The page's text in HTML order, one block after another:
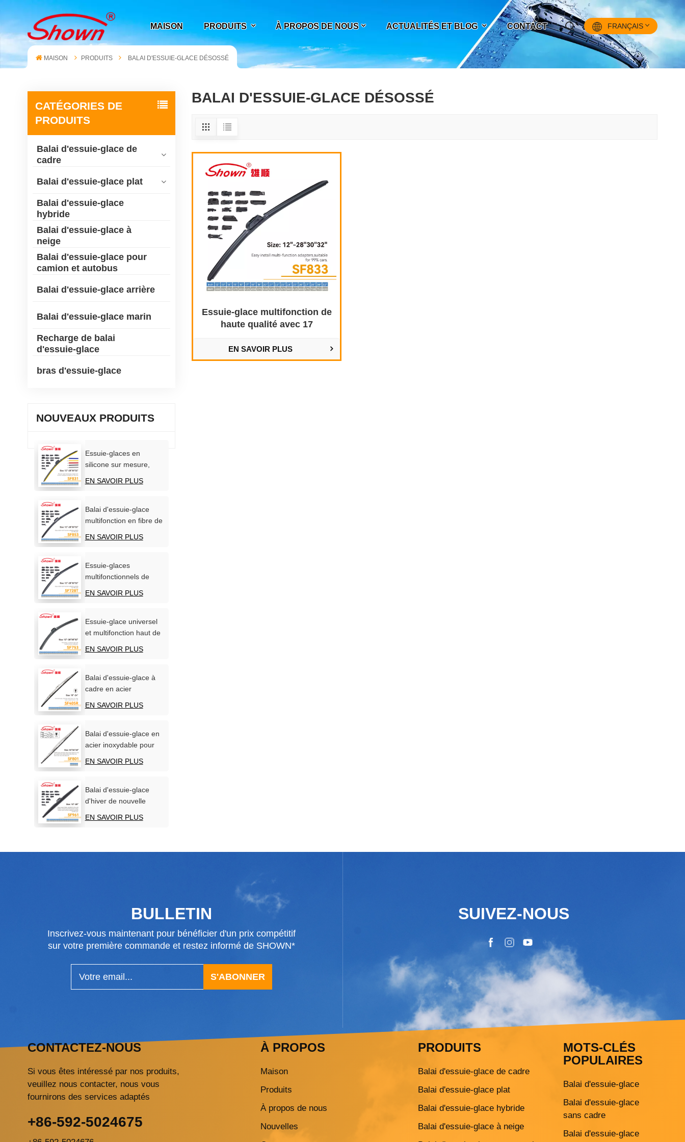
MAISON PRODUITS À PROPOS DE NOUS ACTUALITÉS ET BLOG CONTACT FRANÇAIS
English
MAISON PRODUITS BALAI D'ESSUIE-GLACE DÉSOSSÉ
CATÉGORIES DE
PRODUITS
Balai d'essuie-glace de
cadre
Balai d'essuie-glace plat
Balai d'essuie-glace
hybride
Balai d'essuie-glace à
neige
Balai d'essuie-glace pour
camion et autobus
Balai d'essuie-glace arrière
Balai d'essuie-glace marin
Recharge de balai
d'essuie-glace
bras d'essuie-glace
NOUVEAUX PRODUITS
Essuie-glaces en
silicone sur mesure,
d'usine (OEM/ODM).
EN SAVOIR PLUS
Balai d'essuie-glace
multifonction en fibre de
EN SAVOIR PLUS
Essuie-glaces
multifonctionnels de
pare-brise automobile
EN SAVOIR PLUS
Essuie-glace universel
et multifonction haut de
EN SAVOIR PLUS
Balai d'essuie-glace à
cadre en acier
brise de voiture
EN SAVOIR PLUS
Balai d'essuie-glace en
acier inoxydable pour
EN SAVOIR PLUS
Balai d'essuie-glace
d'hiver de nouvelle
EN SAVOIR PLUS
BALAI D'ESSUIE-GLACE DÉSOSSÉ
Essuie-glace multifonction de
haute qualité avec 17
EN SAVOIR PLUS
BULLETIN
Inscrivez-vous maintenant pour bénéficier d'un prix compétitif
sur votre première commande et restez informé de SHOWN*
S'ABONNER
SUIVEZ-NOUS
CONTACTEZ-NOUS
Si vous êtes intéressé par nos produits,
veuillez nous contacter, nous vous
fournirons des services adaptés
+86-592-5024675
À PROPOS
Maison
Produits
À propos de nous
Nouvelles
PRODUITS
Balai d'essuie-glace de cadre
Balai d'essuie-glace plat
Balai d'essuie-glace hybride
Balai d'essuie-glace à neige
MOTS-CLÉS
POPULAIRES
Balai d'essuie-glace
Balai d'essuie-glace
sans cadre
Balai d'essuie-glace